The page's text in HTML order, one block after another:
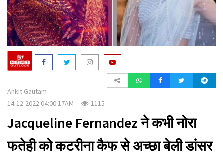
a
t
i
o
n
Ankit Gautam
14-12-2022 04:00:17AM
1115
Jacqueline Fernandez ने कभी नोरा
फतेही को कटरीना कैफ से अच्छा बेली डांसर